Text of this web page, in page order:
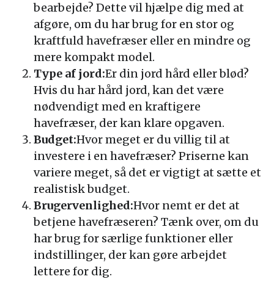
bearbejde? Dette vil hjælpe dig med at
afgøre, om du har brug for en stor og
kraftfuld havefræser eller en mindre og
mere kompakt model.
Type af jord:Er din jord hård eller blød?
Hvis du har hård jord, kan det være
nødvendigt med en kraftigere
havefræser, der kan klare opgaven.
Budget:Hvor meget er du villig til at
investere i en havefræser? Priserne kan
variere meget, så det er vigtigt at sætte et
realistisk budget.
Brugervenlighed:Hvor nemt er det at
betjene havefræseren? Tænk over, om du
har brug for særlige funktioner eller
indstillinger, der kan gøre arbejdet
lettere for dig.